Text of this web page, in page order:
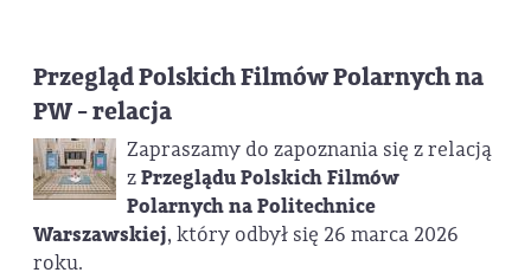
Przegląd Polskich Filmów Polarnych na
PW - relacja
Zapraszamy do zapoznania się z relacją
zPrzeglądu Polskich Filmów
Polarnych na Politechnice
Warszawskiej, który odbył się 26 marca 2026
roku.